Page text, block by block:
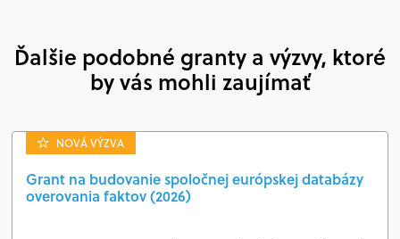
Ďalšie podobné granty a výzvy, ktoré
by vás mohli zaujímať
NOVÁ VÝZVA
Grant na budovanie spoločnej európskej databázy
overovania faktov (2026)